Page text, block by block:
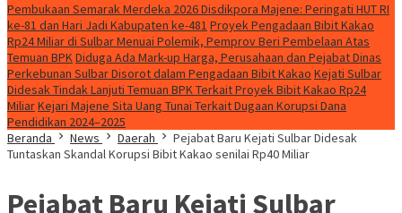
Pembukaan Semarak Merdeka 2026 Disdikpora Majene: Peringati HUT RI
ke-81 dan Hari Jadi Kabupaten ke-481 Proyek Pengadaan Bibit Kakao
Rp24 Miliar di Sulbar Menuai Polemik, Pemprov Beri Pembelaan Atas
Temuan BPKDiduga Ada Mark-up Harga, Perusahaan dan Pejabat Dinas
Perkebunan Sulbar Disorot dalam Pengadaan Bibit Kakao Kejati Sulbar
Didesak Tindak Lanjuti Temuan BPK Terkait Proyek Bibit Kakao Rp24
MiliarKejari Majene Sita Uang Tunai Terkait Dugaan Korupsi Dana
Pendidikan 2024–2025
Beranda
News Daerah
Pejabat Baru Kejati Sulbar Didesak
Tuntaskan Skandal Korupsi Bibit Kakao senilai Rp40 Miliar
Pejabat Baru Kejati Sulbar